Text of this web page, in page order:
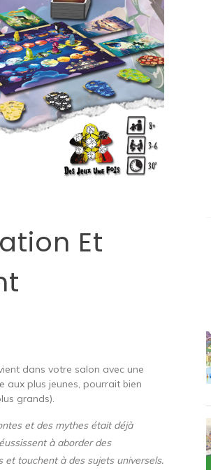
Et
dans votre salon avec une
aux plus jeunes, pourrait bien
grands).
et des mythes était déjà
à aborder des
et touchent à des sujets universels.